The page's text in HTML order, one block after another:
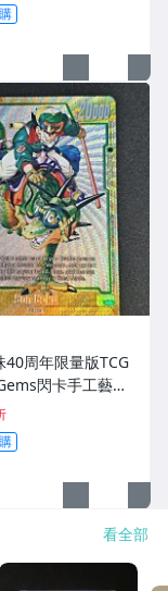
40周年限量版TCG
閃卡手工藝術
繪鳥龍悟空看畫飾
畫作 漫畫插圖
看全部